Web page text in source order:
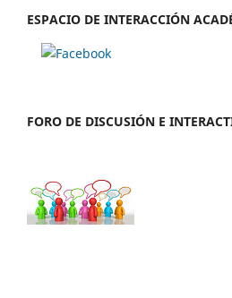
ESPACIO DE INTERACCIÓN
FORO DE DISCUSIÓN E